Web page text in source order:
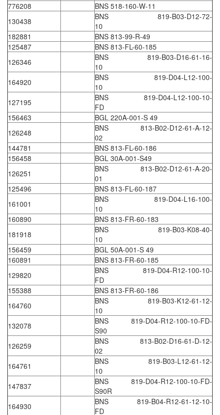
Fortex
Fortress
Fossil Power Systems
FPZ
Francia Srl Vietnam
Francis Vietnam
FRANKE
Freezemod
Fritsch Vietnam
FS CABLE
FS Inc Vietnam
FTM Vietnam
Fuji
Fujian LEAD
Fujikura
Fukuta
GAI-Tronics
Gardasoft
GASDNA Vietnam
Gasensor
Gave
Gazex
GD GODAI ENGINEERING
GE Panametrics
GEFA PROCESSTECHNIK GMBH
Gefran
776208
BNS 518-160-W-11
130438
BNS 819-B03-D12-72-
10
182881
BNS 813-99-R-49
125487
BNS 813-FL-60-185
126346
BNS 819-B03-D16-61-16-
10
164920
BNS 819-D04-L12-100-
10
127195
BNS 819-D04-L12-100-10-
FD
156463
BGL 220A-001-S 49
126248
BNS 813-B02-D12-61-A-12-
02
144781
BNS 813-FL-60-186
156458
BGL 30A-001-S49
126251
BNS 813-B02-D12-61-A-20-
01
125496
BNS 813-FL-60-187
161001
BNS 819-D04-L16-100-
10
160890
BNS 813-FR-60-183
181918
BNS 819-B03-K08-40-
10
156459
BGL 50A-001-S 49
160891
BNS 813-FR-60-185
129820
BNS 819-D04-R12-100-10-
FD
155388
BNS 813-FR-60-186
164760
BNS 819-B03-K12-61-12-
10
132078
BNS 819-D04-R12-100-10-FD-
S90
126259
BNS 813-B02-D16-61-D-12-
02
164761
BNS 819-B03-L12-61-12-
10
147837
BNS 819-D04-R12-100-10-FD-
S90R
164930
BNS 819-B04-R12-61-12-10-
FD